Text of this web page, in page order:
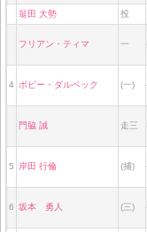
翁田 大勢 投
フリアン・ティマ 一
4 ボビー・ダルベック (一)
門脇 誠 走三
5 岸田 行倫 (捕)
6 坂本 勇人 (三)